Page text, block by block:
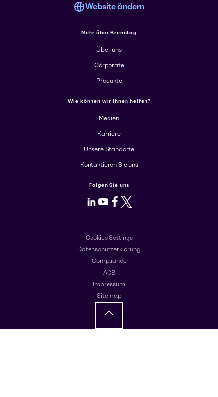
Website ändern
Mehr über Brenntag
Über uns
Corporate
Produkte
Wie können wir Ihnen helfen?
Medien
Karriere
Unsere Standorte
Kontaktieren Sie uns
Folgen Sie uns
LinkedIn
Youtube
Facebook
X
Cookies Settings
Datenschutzerklärung
Compliance
AGB
Impressum
Sitemap